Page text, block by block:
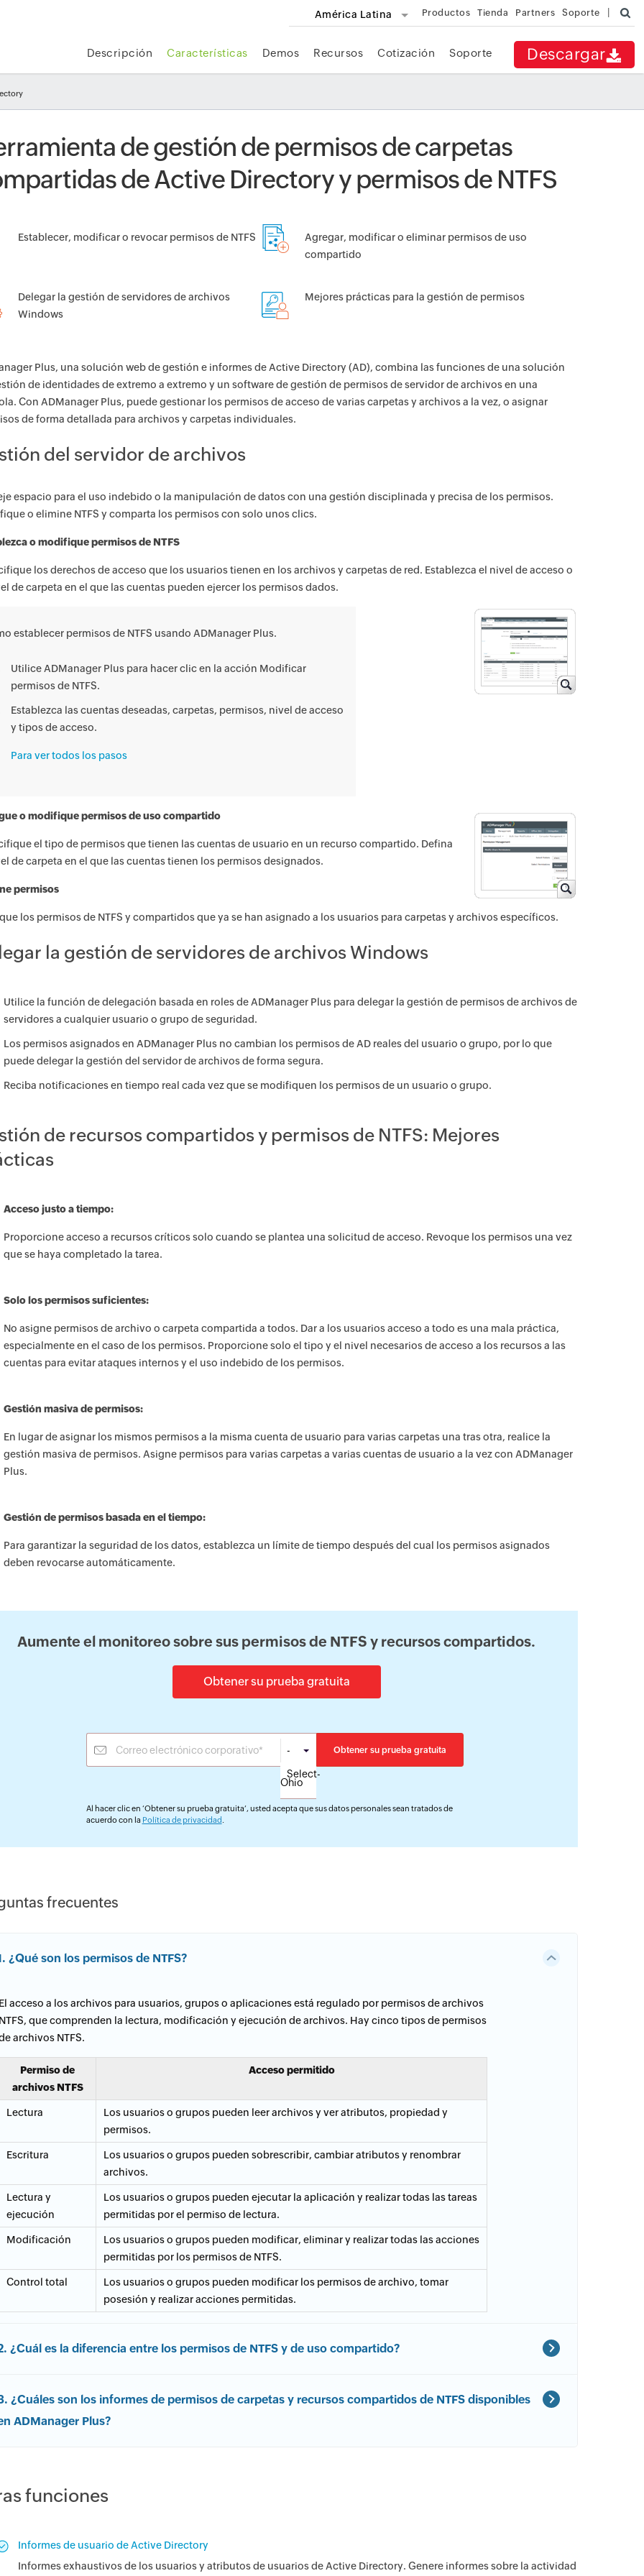
América Latina Productos Tienda Partners Soporte
Descargar
Descripción Características Demos Recursos Cotización Soporte
de gestión de permisos de carpetas
de Active Directory y permisos de NTFS
Establecer, modificar o revocar permisos de NTFS
Agregar, modificar o eliminar permisos de uso
compartido
Delegar la gestión de servidores de archivos
Windows
Mejores prácticas para la gestión de permisos
Plus, una solución web de gestión e informes de Active Directory (AD), combina las funciones de una solución
de identidades de extremo a extremo y un software de gestión de permisos de servidor de archivos en una
Con ADManager Plus, puede gestionar los permisos de acceso de varias carpetas y archivos a la vez, o asignar
de forma detallada para archivos y carpetas individuales.
del servidor de archivos
espacio para el uso indebido o la manipulación de datos con una gestión disciplinada y precisa de los permisos.
o elimine NTFS y comparta los permisos con solo unos clics.
o modifique permisos de NTFS
los derechos de acceso que los usuarios tienen en los archivos y carpetas de red. Establezca el nivel de acceso o
de carpeta en el que las cuentas pueden ejercer los permisos dados.
establecer permisos de NTFS usando ADManager Plus.
Utilice ADManager Plus para hacer clic en la acción Modificar
permisos de NTFS.
Establezca las cuentas deseadas, carpetas, permisos, nivel de acceso
y tipos de acceso.
Para ver todos los pasos
o modifique permisos de uso compartido
el tipo de permisos que tienen las cuentas de usuario en un recurso compartido. Defina
de carpeta en el que las cuentas tienen los permisos designados.
permisos
los permisos de NTFS y compartidos que ya se han asignado a los usuarios para carpetas y archivos específicos.
la gestión de servidores de archivos Windows
Utilice la función de delegación basada en roles de ADManager Plus para delegar la gestión de permisos de archivos de
servidores a cualquier usuario o grupo de seguridad.
Los permisos asignados en ADManager Plus no cambian los permisos de AD reales del usuario o grupo, por lo que
puede delegar la gestión del servidor de archivos de forma segura.
Reciba notificaciones en tiempo real cada vez que se modifiquen los permisos de un usuario o grupo.
de recursos compartidos y permisos de NTFS: Mejores
Acceso justo a tiempo:
Proporcione acceso a recursos críticos solo cuando se plantea una solicitud de acceso. Revoque los permisos una vez
que se haya completado la tarea.
Solo los permisos suficientes:
No asigne permisos de archivo o carpeta compartida a todos. Dar a los usuarios acceso a todo es una mala práctica,
especialmente en el caso de los permisos. Proporcione solo el tipo y el nivel necesarios de acceso a los recursos a las
cuentas para evitar ataques internos y el uso indebido de los permisos.
Gestión masiva de permisos:
En lugar de asignar los mismos permisos a la misma cuenta de usuario para varias carpetas una tras otra, realice la
gestión masiva de permisos. Asigne permisos para varias carpetas a varias cuentas de usuario a la vez con ADManager
Plus.
Gestión de permisos basada en el tiempo:
Para garantizar la seguridad de los datos, establezca un límite de tiempo después del cual los permisos asignados
deben revocarse automáticamente.
Aumente el monitoreo sobre sus permisos de NTFS y recursos compartidos.
Obtener su prueba gratuita
-
Select-
Al hacer clic en ‘Obtener su prueba gratuita’, usted acepta que sus datos personales sean tratados de
acuerdo con la Política de privacidad
frecuentes
¿Qué son los permisos de NTFS?
acceso a los archivos para usuarios, grupos o aplicaciones está regulado por permisos de archivos
que comprenden la lectura, modificación y ejecución de archivos. Hay cinco tipos de permisos
archivos NTFS.
Permiso de
archivos NTFS
Acceso permitido
Lectura
Los usuarios o grupos pueden leer archivos y ver atributos, propiedad y
permisos.
Escritura
Los usuarios o grupos pueden sobrescribir, cambiar atributos y renombrar
archivos.
Lectura y
ejecución
Los usuarios o grupos pueden ejecutar la aplicación y realizar todas las tareas
permitidas por el permiso de lectura.
Modificación
Los usuarios o grupos pueden modificar, eliminar y realizar todas las acciones
permitidas por los permisos de NTFS.
Control total
Los usuarios o grupos pueden modificar los permisos de archivo, tomar
posesión y realizar acciones permitidas.
¿Cuál es la diferencia entre los permisos de NTFS y de uso compartido?
¿Cuáles son los informes de permisos de carpetas y recursos compartidos de NTFS disponibles
ADManager Plus?
funciones
Informes de usuario de Active Directory
Informes exhaustivos de los usuarios y atributos de usuarios de Active Directory. Genere informes sobre la actividad